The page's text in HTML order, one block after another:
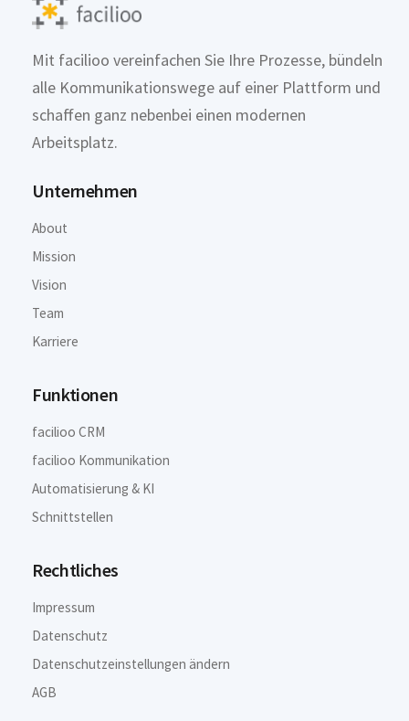
Mit facilioo vereinfachen Sie Ihre Prozesse, bündeln
alle Kommunikationswege auf einer Plattform und
schaffen ganz nebenbei einen modernen
Arbeitsplatz.
Unternehmen
About
Mission
Vision
Team
Karriere
Funktionen
facilioo CRM
facilioo Kommunikation
Automatisierung & KI
Schnittstellen
Rechtliches
Impressum
Datenschutz
Datenschutzeinstellungen ändern
AGB